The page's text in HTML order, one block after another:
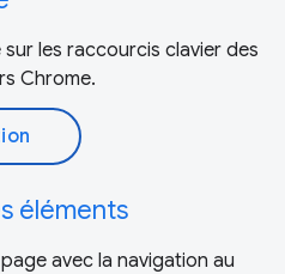
les raccourcis clavier des
Chrome.
éléments
avec la navigation au